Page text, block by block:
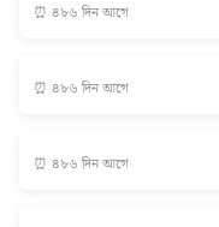
⏰ ৪৮৬ দিন আগে
⏰ ৪৮৬ দিন আগে
⏰ ৪৮৬ দিন আগে